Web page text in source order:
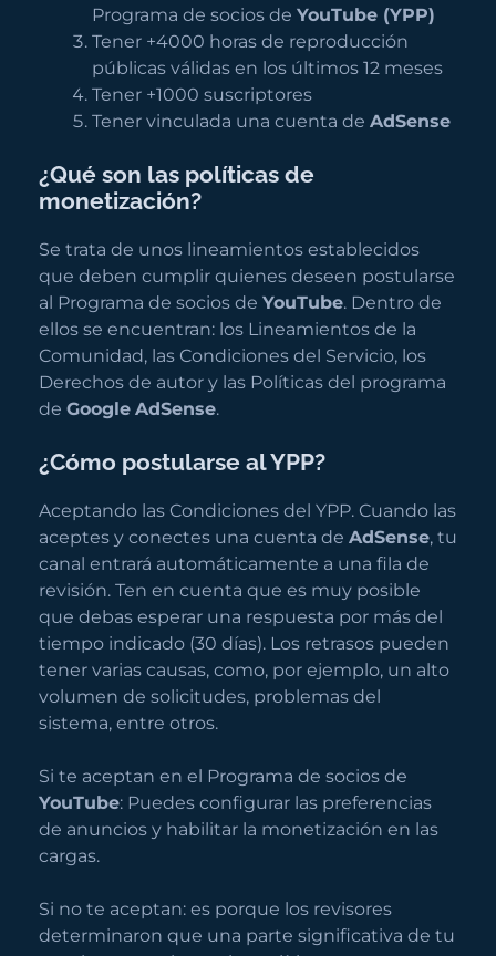
Programa de socios de YouTube (YPP)
Tener +4000 horas de reproducción
públicas válidas en los últimos 12 meses
Tener +1000 suscriptores
Tener vinculada una cuenta de AdSense
¿Qué son las políticas de
monetización?
Se trata de unos lineamientos establecidos
que deben cumplir quienes deseen postularse
al Programa de socios de YouTube. Dentro de
ellos se encuentran: los Lineamientos de la
Comunidad, las Condiciones del Servicio, los
Derechos de autor y las Políticas del programa
de Google AdSense.
¿Cómo postularse al YPP?
Aceptando las Condiciones del YPP. Cuando las
aceptes y conectes una cuenta de AdSense, tu
canal entrará automáticamente a una fila de
revisión. Ten en cuenta que es muy posible
que debas esperar una respuesta por más del
tiempo indicado (30 días). Los retrasos pueden
tener varias causas, como, por ejemplo, un alto
volumen de solicitudes, problemas del
sistema, entre otros.
Si te aceptan en el Programa de socios de
YouTube: Puedes configurar las preferencias
de anuncios y habilitar la monetización en las
cargas.
Si no te aceptan: es porque los revisores
determinaron que una parte significativa de tu